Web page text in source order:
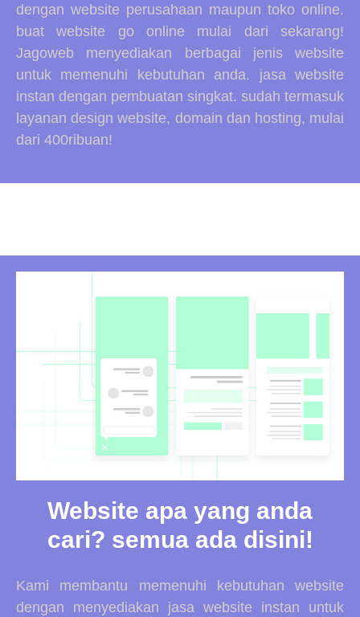
dengan website perusahaan maupun toko online.
buat website go online mulai dari sekarang!
Jagoweb menyediakan berbagai jenis website
untuk memenuhi kebutuhan anda. jasa website
instan dengan pembuatan singkat. sudah termasuk
layanan design website, domain dan hosting, mulai
dari 400ribuan!
Website apa yang anda
cari? semua ada disini!
Kami membantu memenuhi kebutuhan website
dengan menyediakan jasa website instan untuk